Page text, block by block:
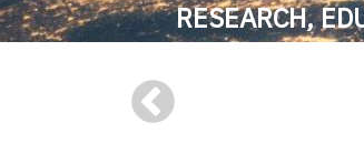
RESEARCH,